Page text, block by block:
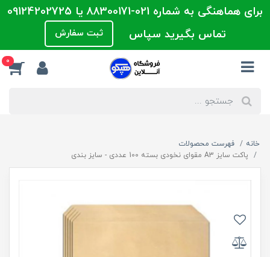
برای هماهنگی به شماره 021-88300171 یا 09124202725
تماس بگیرید سپاس
ثبت سفارش
0
خانه
فهرست محصولات
پاکت سایز A3 مقوای نخودی بسته 100 عددی - سایز بندی